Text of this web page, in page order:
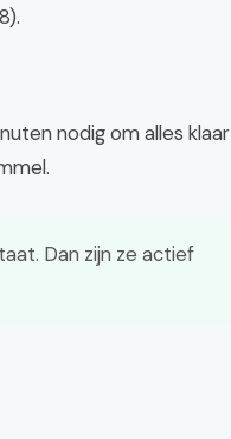
nodig om alles klaar
Dan zijn ze actief